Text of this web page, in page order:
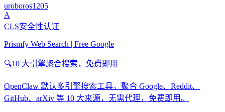
uroboros1205
A
CLS安全性认证
Prismfy Web Search | Free Google
🔍10 大引擎聚合搜索，免费即用
OpenClaw 默认多引擎搜索工具，聚合 Google、Reddit、
GitHub、arXiv 等 10 大来源，无需代理，免费即用。